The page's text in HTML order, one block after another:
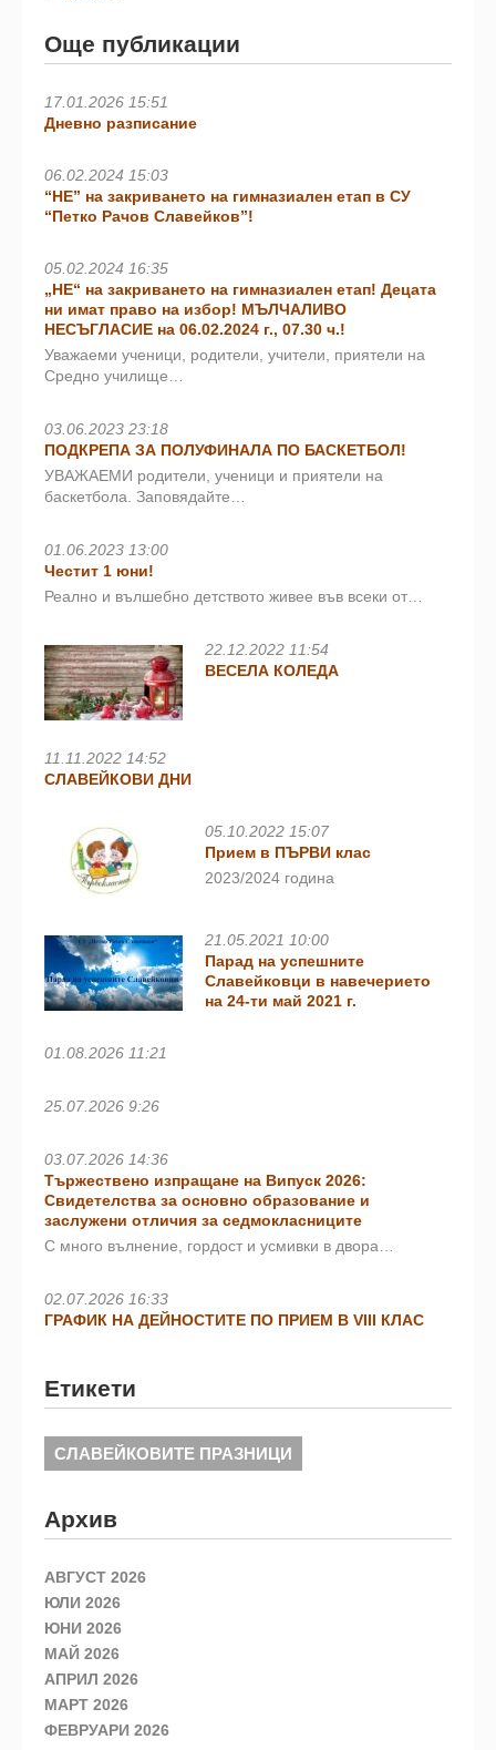
Още публикации
17.01.2026 15:51
Дневно разписание
06.02.2024 15:03
“НЕ” на закриването на гимназиален етап в СУ
“Петко Рачов Славейков”!
05.02.2024 16:35
„НЕ“ на закриването на гимназиален етап! Децата
ни имат право на избор! МЪЛЧАЛИВО
НЕСЪГЛАСИЕ на 06.02.2024 г., 07.30 ч.!
Уважаеми ученици, родители, учители, приятели на
Средно училище…
03.06.2023 23:18
ПОДКРЕПА ЗА ПОЛУФИНАЛА ПО БАСКЕТБОЛ!
УВАЖАЕМИ родители, ученици и приятели на
баскетбола. Заповядайте…
01.06.2023 13:00
Честит 1 юни!
Реално и вълшебно детството живее във всеки от…
22.12.2022 11:54
ВЕСЕЛА КОЛЕДА
11.11.2022 14:52
СЛАВЕЙКОВИ ДНИ
05.10.2022 15:07
Прием в ПЪРВИ клас
2023/2024 година
21.05.2021 10:00
Парад на успешните
Славейковци в навечерието
на 24-ти май 2021 г.
01.08.2026 11:21
25.07.2026 9:26
03.07.2026 14:36
Тържествено изпращане на Випуск 2026:
Свидетелства за основно образование и
заслужени отличия за седмокласниците
С много вълнение, гордост и усмивки в двора…
02.07.2026 16:33
ГРАФИК НА ДЕЙНОСТИТЕ ПО ПРИЕМ В VIII КЛАС
Етикети
СЛАВЕЙКОВИТЕ ПРАЗНИЦИ
Архив
АВГУСТ 2026
ЮЛИ 2026
ЮНИ 2026
МАЙ 2026
АПРИЛ 2026
МАРТ 2026
ФЕВРУАРИ 2026